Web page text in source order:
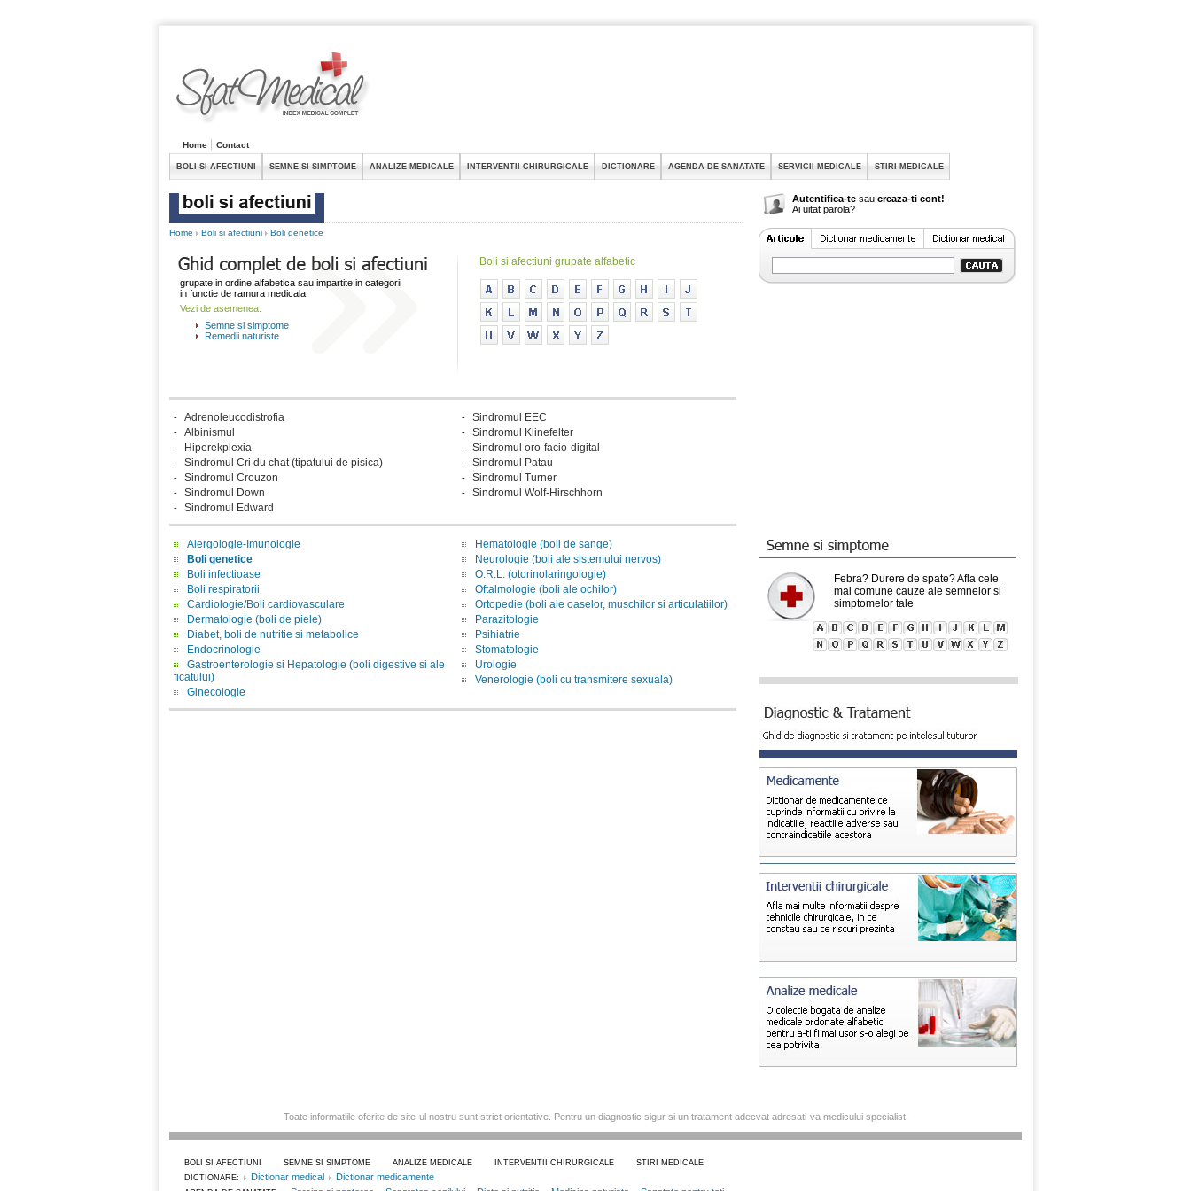
Home Contact
BOLI SI AFECTIUNI SEMNE SI SIMPTOME ANALIZE MEDICALE INTERVENTII CHIRURGICALE DICTIONARE AGENDA DE SANATATE SERVICII MEDICALE STIRI MEDICALE
Home Boli si afectiuni Boli genetice
grupate in ordine alfabetica sau impartite in categorii
in functie de ramura medicala
Vezi de asemenea:
Semne si simptome
Remedii naturiste
Boli si afectiuni grupate alfabetic
- Adrenoleucodistrofia
- Albinismul
- Hiperekplexia
- Sindromul Cri du chat (tipatului de pisica)
- Sindromul Crouzon
- Sindromul Down
- Sindromul Edward
- Sindromul EEC
- Sindromul Klinefelter
- Sindromul oro-facio-digital
- Sindromul Patau
- Sindromul Turner
- Sindromul Wolf-Hirschhorn
Alergologie-Imunologie
Boli genetice
Boli infectioase
Boli respiratorii
Cardiologie/Boli cardiovasculare
Dermatologie (boli de piele)
Diabet, boli de nutritie si metabolice
Endocrinologie
Gastroenterologie si Hepatologie (boli digestive si ale
ficatului)
Ginecologie
Hematologie (boli de sange)
Neurologie (boli ale sistemului nervos)
O.R.L. (otorinolaringologie)
Oftalmologie (boli ale ochilor)
Ortopedie (boli ale oaselor, muschilor si articulatiilor)
Parazitologie
Psihiatrie
Stomatologie
Urologie
Venerologie (boli cu transmitere sexuala)
Autentifica-te sau creaza-ti cont!
Ai uitat parola?
Febra? Durere de spate? Afla cele
mai comune cauze ale semnelor si
simptomelor tale
Toate informatiile oferite de site-ul nostru sunt strict orientative. Pentru un diagnostic sigur si un tratament adecvat adresati-va medicului specialist!
BOLI SI AFECTIUNI SEMNE SI SIMPTOME ANALIZE MEDICALE INTERVENTII CHIRURGICALE
STIRI MEDICALE
DICTIONARE:
Dictionar medical Dictionar medicamente